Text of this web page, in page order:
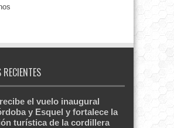
el vuelo inaugural
y Esquel y fortalece la
turística de la cordillera